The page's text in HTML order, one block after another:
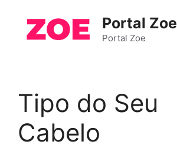
Portal Zoe
Portal Zoe
Tipo do Seu
Cabelo